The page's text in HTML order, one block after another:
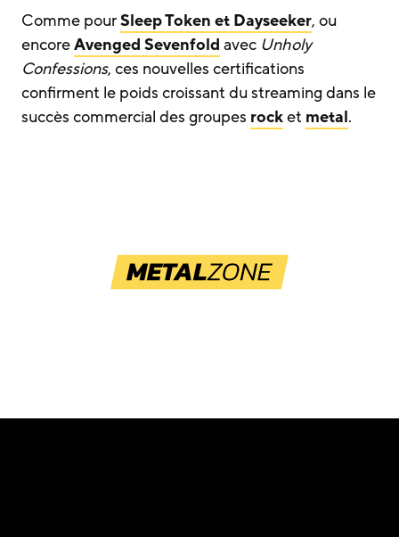
Comme pourSleep Token et Dayseeker, ou
encoreAvenged Sevenfold avec Unholy
Confessions, ces nouvelles certifications
confirment le poids croissant du streaming dans le
succès commercial des groupes rocket metal.